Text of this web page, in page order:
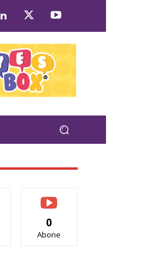
0
Abone